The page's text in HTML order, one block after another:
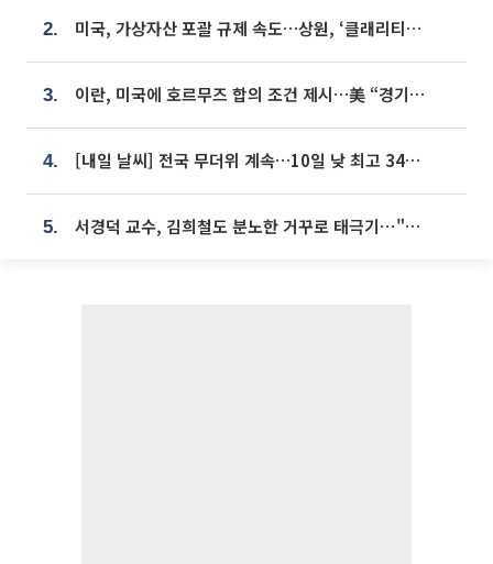
2. 미국, 가상자산 포괄 규제 속도…상원, ‘클래리티법’ 9월 절차투표 추진
3. 이란, 미국에 호르무즈 합의 조건 제시…美 “경기 아직 안 끝나” [종합]
4. [내일 날씨] 전국 무더위 계속…10일 낮 최고 34도 육박
5. 서경덕 교수, 김희철도 분노한 거꾸로 태극기⋯"엉터리는 아냐, 아쉬울 뿐"